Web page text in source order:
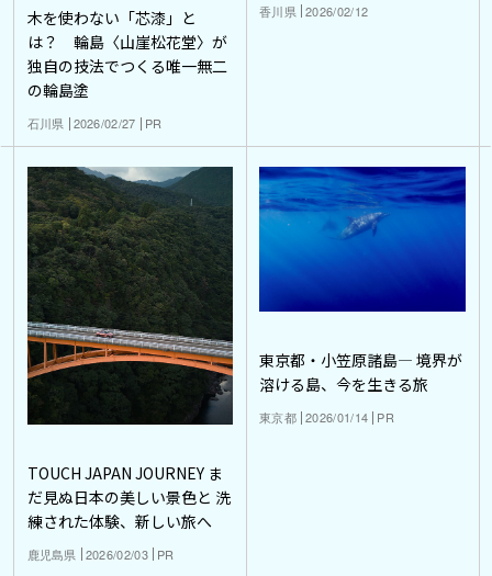
木を使わない「芯漆」と
は？ 輪島〈山崖松花堂〉が
独自の技法でつくる唯一無二
の輪島塗
石川県 2026/02/27 PR
香川県 2026/02/12
TOUCH JAPAN JOURNEY ま
だ見ぬ日本の美しい景色と 洗
練された体験、新しい旅へ
鹿児島県 2026/02/03 PR
東京都・小笠原諸島― 境界が
溶ける島、今を生きる旅
東京都 2026/01/14 PR